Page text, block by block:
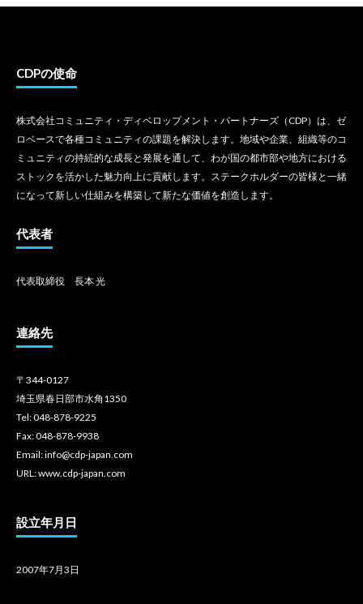
CDPの使命
株式会社コミュニティ・ディベロップメント・パートナーズ（CDP）は、ゼ
ロベースで各種コミュニティの課題を解決します。地域や企業、組織等のコ
ミュニティの持続的な成長と発展を通して、わが国の都市部や地方における
ストックを活かした魅力向上に貢献します。ステークホルダーの皆様と一緒
になって新しい仕組みを構築して新たな価値を創造します。
代表者
代表取締役 長本 光
連絡先
〒344-0127
埼玉県春日部市水角1350
Tel: 048-878-9225
Fax: 048-878-9938
Email: info@cdp-japan.com
URL: www.cdp-japan.com
設立年月日
2007年7月3日